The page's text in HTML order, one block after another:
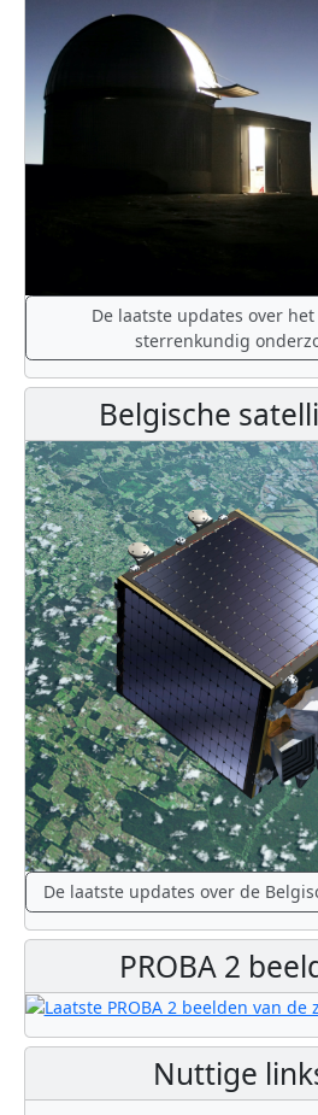
De laatste updates over
sterrenkundig
Belgische
De laatste updates over de
PROBA 2
Nuttige